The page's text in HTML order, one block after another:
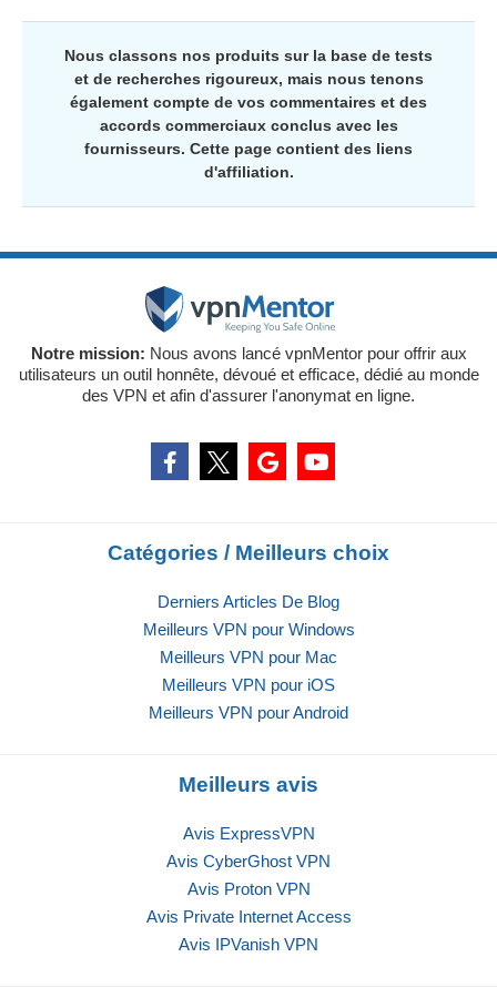
Nous classons nos produits sur la base de tests
et de recherches rigoureux, mais nous tenons
également compte de vos commentaires et des
accords commerciaux conclus avec les
fournisseurs. Cette page contient des liens
d'affiliation.
Notre mission: Nous avons lancé vpnMentor pour offrir aux
utilisateurs un outil honnête, dévoué et efficace, dédié au monde
des VPN et afin d'assurer l'anonymat en ligne.
Catégories / Meilleurs choix
Derniers Articles De Blog
Meilleurs VPN pour Windows
Meilleurs VPN pour Mac
Meilleurs VPN pour iOS
Meilleurs VPN pour Android
Meilleurs avis
Avis ExpressVPN
Avis CyberGhost VPN
Avis Proton VPN
Avis Private Internet Access
Avis IPVanish VPN